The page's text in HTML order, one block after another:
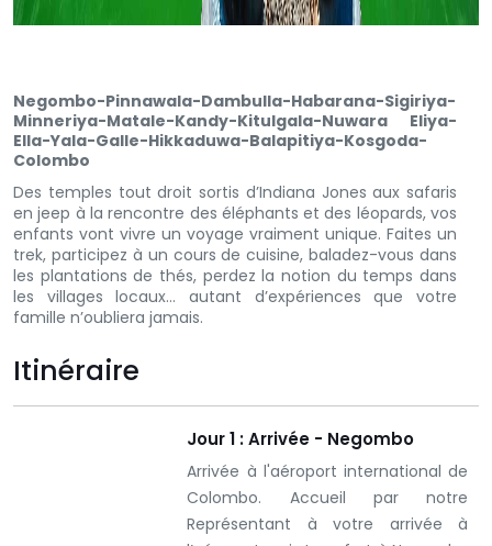
Negombo-Pinnawala-Dambulla-Habarana-Sigiriya-
Minneriya-Matale-Kandy-Kitulgala-Nuwara Eliya-
Ella-Yala-Galle-Hikkaduwa-Balapitiya-Kosgoda-
Colombo
Des temples tout droit sortis d’Indiana Jones aux safaris
en jeep à la rencontre des éléphants et des léopards, vos
enfants vont vivre un voyage vraiment unique. Faites un
trek, participez à un cours de cuisine, baladez-vous dans
les plantations de thés, perdez la notion du temps dans
les villages locaux… autant d’expériences que votre
famille n’oubliera jamais.
Itinéraire
Jour 1 : Arrivée - Negombo
Arrivée à l'aéroport international de
Colombo. Accueil par notre
Représentant à votre arrivée à